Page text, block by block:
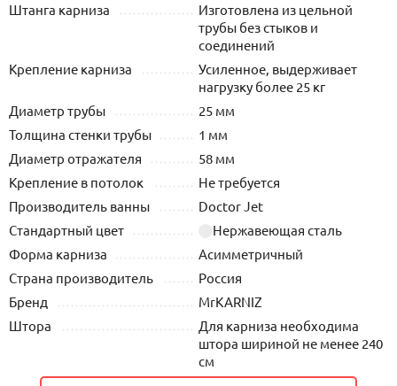
Штанга карниза
Изготовлена из цельной
трубы без стыков и
соединений
Крепление карниза
Усиленное, выдерживает
нагрузку более 25 кг
Диаметр трубы
25 мм
Толщина стенки трубы
1 мм
Диаметр отражателя
58 мм
Крепление в потолок
Не требуется
Производитель ванны
Doctor Jet
Стандартный цвет
Нержавеющая сталь
Форма карниза
Асимметричный
Страна производитель
Россия
Бренд
MrKARNIZ
Штора
Для карниза необходима
штора шириной не менее 240
см